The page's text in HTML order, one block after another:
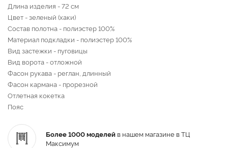
Длина изделия - 72 см
Цвет - зеленый (хаки)
Состав полотна - полиэстер 100%
Материал подкладки - полиэстер 100%
Вид застежки - пуговицы
Вид ворота - отложной
Фасон рукава - реглан, длинный
Фасон кармана - прорезной
Отлетная кокетка
Пояс
Более 1000 моделей в нашем магазине в ТЦ
Максимум